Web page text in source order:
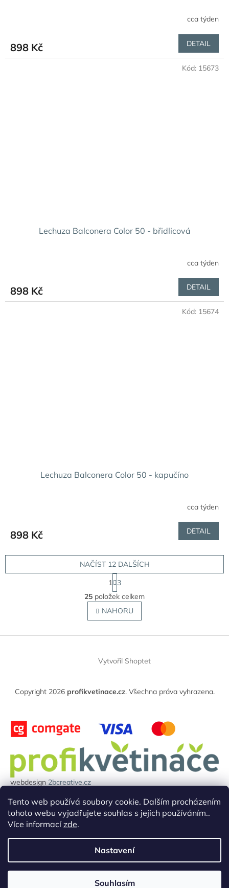
Tento web používá soubory cookie. Dalším procházením
tohoto webu vyjadřujete souhlas s jejich používáním..
Více informacízde.
Nastavení
Souhlasím
cca týden
898 Kč DETAIL
Lechuza Balconera Color 50 - břidlicová
cca týden
898 Kč DETAIL
Kód: 15673
Lechuza Balconera Color 50 - kapučíno
cca týden
898 Kč DETAIL
Kód: 15674
O
v
l
á
í
v
ý
p
i
s
u
NAČÍST 12 DALŠÍCH
S
t
r
á
n
k
v
n
í
1
3
25 položek celkem
NAHORU
Z
Vytvořil Shoptet
Copyright 2026 profikvetinace.cz. Všechna práva vyhrazena.
webdesign2bcreative.cz